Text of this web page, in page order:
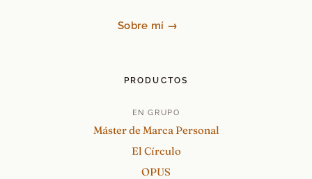
Sobre mí →
PRODUCTOS
EN GRUPO
Máster de Marca Personal
El Círculo
OPUS